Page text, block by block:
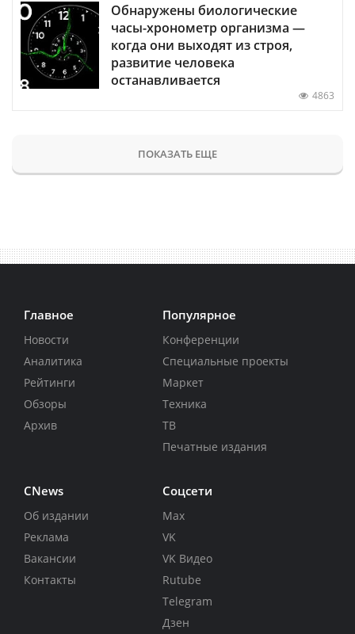
Обнаружены биологические
часы-хронометр организма —
когда они выходят из строя,
развитие человека
останавливается
4863
ПОКАЗАТЬ ЕЩЕ
Главное
Новости
Аналитика
Рейтинги
Обзоры
Архив
Популярное
Конференции
Специальные проекты
Маркет
Техника
ТВ
Печатные издания
CNews
Об издании
Реклама
Вакансии
Контакты
Соцсети
Max
VK
VK Видео
Rutube
Telegram
Дзен